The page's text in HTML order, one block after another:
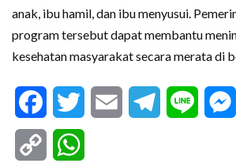
anak, ibu hamil, dan ibu menyusui.
program tersebut dapat membantu
kesehatan masyarakat secara merata di
FacebookTwitter Email Telegram
Line
Copy